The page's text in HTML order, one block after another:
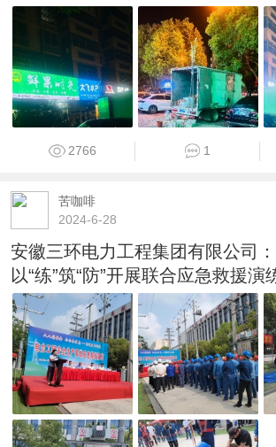
2766 1
苦咖啡
2024-6-28
安徽三环电力工程集团有限公司：
以“练”筑“防”开展联合应急救援演